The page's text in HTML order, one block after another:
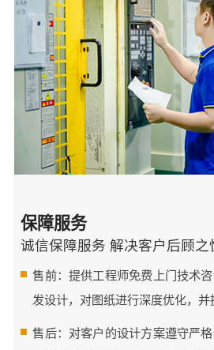
保障服务
诚信保障服务 解决客户后顾之
售前：提供工程师免费上门技术
发设计，对图纸进行深度优化，并
售后：对客户的设计方案遵守严